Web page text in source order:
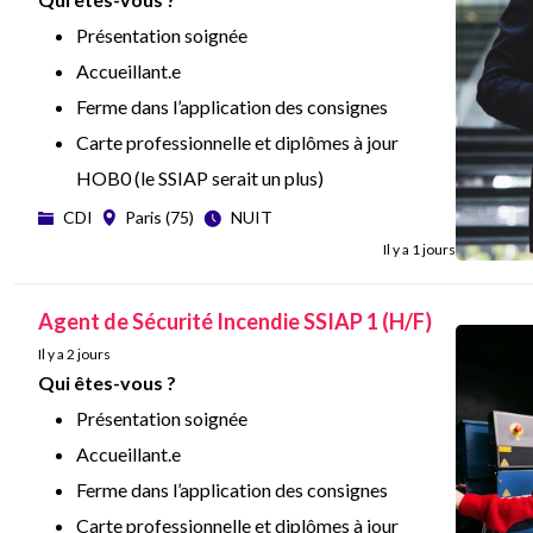
Présentation soignée
Accueillant.e
Ferme dans l’application des consignes
Carte professionnelle et diplômes à jour
HOB0 (le SSIAP serait un plus)
Titulaire du permis de conduire
anomalie rencontrée lors de ces rondes, etc...
Quelles Etapes ?
Entretien téléphonique
Entretien physique
Et si tout se passe bien, signature du
CDI Paris (75) NUIT
Il y a 1 jours
Agent de Sécurité Incendie SSIAP 1 (H/F)
Il y a 2 jours
Qui êtes-vous ?
Présentation soignée
Accueillant.e
Ferme dans l’application des consignes
Carte professionnelle et diplômes à jour